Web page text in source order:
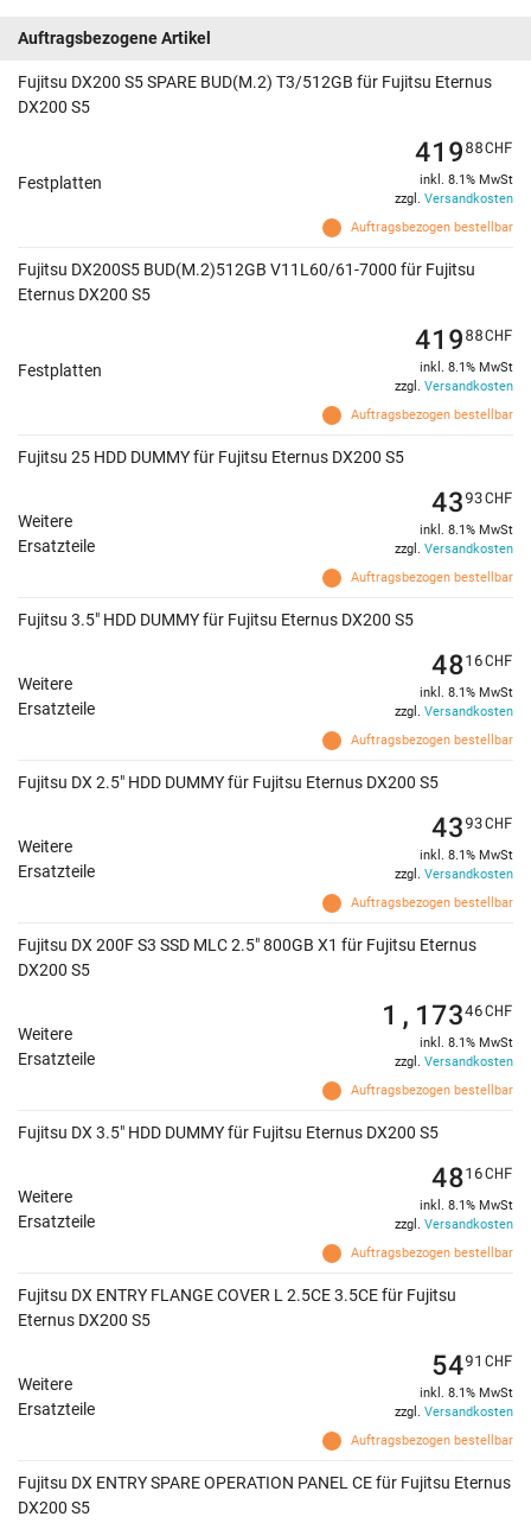
Auftragsbezogene Artikel
Fujitsu DX200 S5 SPARE BUD(M.2) T3/512GB für Fujitsu Eternus
DX200 S5
Festplatten
Auftragsbezogen bestellbar
41988CHF
inkl. 8.1% MwSt
zzgl. Versandkosten
Fujitsu DX200S5 BUD(M.2)512GB V11L60/61-7000 für Fujitsu
Eternus DX200 S5
Festplatten
Auftragsbezogen bestellbar
41988CHF
inkl. 8.1% MwSt
zzgl. Versandkosten
Fujitsu 25 HDD DUMMY für Fujitsu Eternus DX200 S5
Weitere
Ersatzteile
Auftragsbezogen bestellbar
4393CHF
inkl. 8.1% MwSt
zzgl. Versandkosten
Fujitsu 3.5" HDD DUMMY für Fujitsu Eternus DX200 S5
Weitere
Ersatzteile
Auftragsbezogen bestellbar
4816CHF
inkl. 8.1% MwSt
zzgl. Versandkosten
Fujitsu DX 2.5" HDD DUMMY für Fujitsu Eternus DX200 S5
Weitere
Ersatzteile
Auftragsbezogen bestellbar
4393CHF
inkl. 8.1% MwSt
zzgl. Versandkosten
Fujitsu DX 200F S3 SSD MLC 2.5" 800GB X1 für Fujitsu Eternus
DX200 S5
Weitere
Ersatzteile
Auftragsbezogen bestellbar
1,17346CHF
inkl. 8.1% MwSt
zzgl. Versandkosten
Fujitsu DX 3.5" HDD DUMMY für Fujitsu Eternus DX200 S5
Weitere
Ersatzteile
Auftragsbezogen bestellbar
4816CHF
inkl. 8.1% MwSt
zzgl. Versandkosten
Fujitsu DX ENTRY FLANGE COVER L 2.5CE 3.5CE für Fujitsu
Eternus DX200 S5
Weitere
Ersatzteile
Auftragsbezogen bestellbar
5491 CHF
inkl. 8.1% MwSt
zzgl. Versandkosten
Fujitsu DX ENTRY SPARE OPERATION PANEL CE für Fujitsu Eternus
DX200 S5